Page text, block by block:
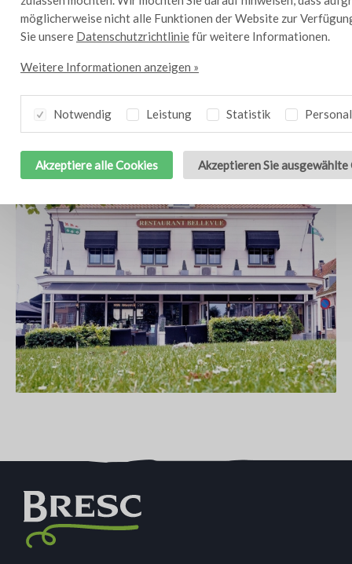
möglicherweise nicht alle Funktionen der Website zur
Sie unsere Datenschutzrichtliniefür weitere Informationen.
Weitere Informationen anzeigen »
Notwendig Leistung Statistik
Akzeptiere alle Cookies Akzeptieren Sie ausgewählte
Willemstad (NL)